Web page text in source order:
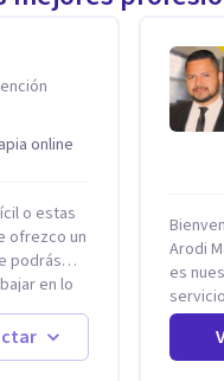
online
o estas
ofrezco un
podrás
en lo
mi
a
Arodi
es
mejor